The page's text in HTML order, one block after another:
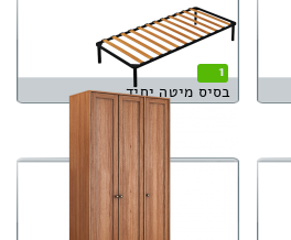
1
בסיס מיטה יחיד